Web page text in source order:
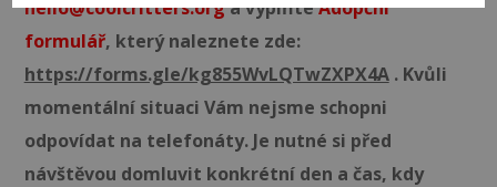
hello@coolcritters.orga vyplňteAdopční
formulář, který naleznete zde:
https://forms.gle/kg855WvLQTwZXPX4A. Kvůli
momentální situaci Vám nejsme schopni
odpovídat na telefonáty. Je nutné si před
návštěvou domluvit konkrétní den a čas, kdy